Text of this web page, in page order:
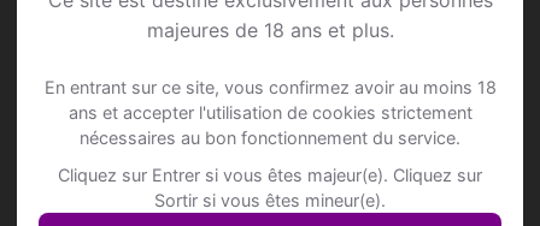
majeures de 18 ans et plus.
En entrant sur ce site, vous confirmez avoir au moins 18
ans et accepter l'utilisation de cookies strictement
nécessaires au bon fonctionnement du service.
Cliquez sur Entrer si vous êtes majeur(e). Cliquez sur
Sortir si vous êtes mineur(e).
alentours !
S'inscrire gratuitement